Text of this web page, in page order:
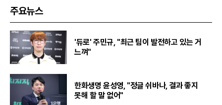
주요뉴스
'듀로' 주민규, "최근 팀이 발전하고 있는 거
느껴"
한화생명 윤성영, "정글 쉬바나, 결과 좋지
못해 할 말 없어"